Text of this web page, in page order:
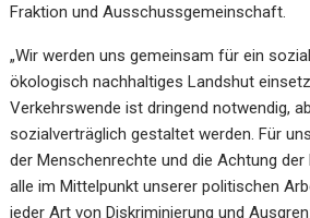
Fraktion und Ausschussgemeinschaft.
„Wir werden uns gemeinsam für ein
ökologisch nachhaltiges Landshut
Verkehrswende ist dringend notwendig,
sozialverträglich gestaltet werden. Für
der Menschenrechte und die Achtung
alle im Mittelpunkt unserer politischen
jeder Art von Diskriminierung und